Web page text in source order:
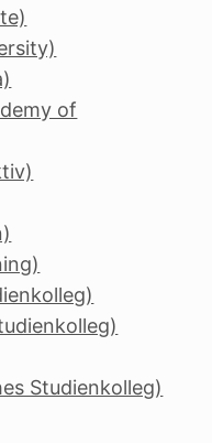
of
Studienkolleg)